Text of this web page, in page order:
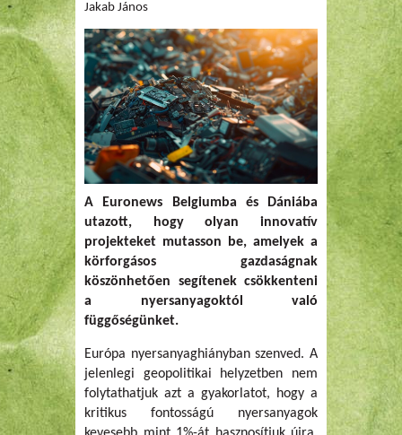
Jakab János
A Euronews Belgiumba és Dániába
utazott, hogy olyan innovatív
projekteket mutasson be, amelyek a
körforgásos gazdaságnak
köszönhetően segítenek csökkenteni
a nyersanyagoktól való
függőségünket.
Európa nyersanyaghiányban szenved. A
jelenlegi geopolitikai helyzetben nem
folytathatjuk azt a gyakorlatot, hogy a
kritikus fontosságú nyersanyagok